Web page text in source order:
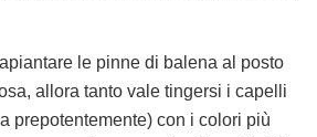
le pinne di balena al posto
allora tanto vale tingersi i capelli
prepotentemente) con i colori più